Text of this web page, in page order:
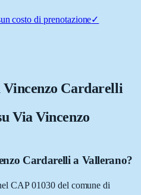
costo di prenotazione✓
Vincenzo Cardarelli
Via Vincenzo
Cardarelli a Vallerano?
CAP 01030 del comune di